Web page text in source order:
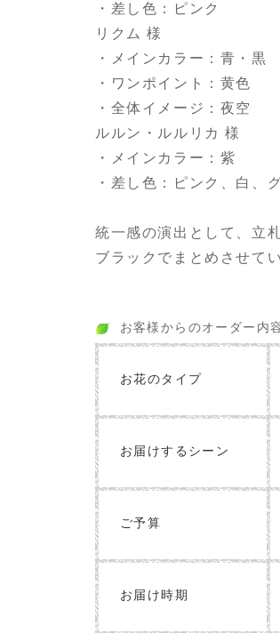
・差し色：ピンク
リクム 様
・メインカラー：青・黒
・ワンポイント：黄色
・全体イメージ：夜空
ルルン・ルルリカ 様
・メインカラー：紫
・差し色：ピンク、白、
統一感の演出として、立
ブラックでまとめさせて
お客様からのオーダー内
お花のタイプ
お届けするシーン
ご予算
お届け時期